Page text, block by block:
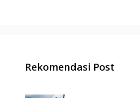
Rekomendasi Post